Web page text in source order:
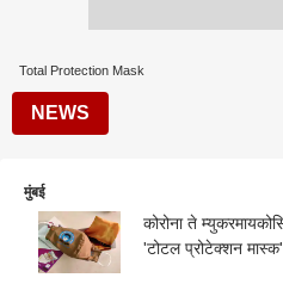
Total Protection Mask
NEWS
मुंबई
कोरोना ते
'टोटल प्रोटेक्शन